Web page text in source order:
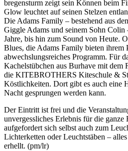
bregensturm zeigt sein Können beim
Glow leuchtet auf seinen Stelzen
Die Adams Family – bestehend aus
Giggle Adams und seinem Sohn Colin
Jahre, bis hin zum Sound von Heute.
Blues, die Adams Family bieten ihrem
abwechslungsreiches Programm. Für
Kachelstübchen aus Burhave mit dem
die KITEBROTHERS Kiteschule &
Köstlichkeiten. Dort gibt es auch eine
Nacht gesprungen werden kann.
Der Eintritt ist frei und die
unvergessliches Erlebnis für die ganze
aufgefordert sich selbst auch zum
Lichterketten oder Leuchtstäben –
erhellt. (pm/lr)